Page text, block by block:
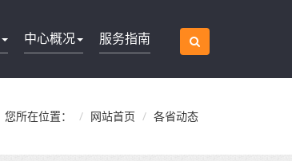
中心概况 服务指南
您所在位置： 网站首页 各省动态